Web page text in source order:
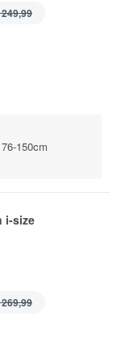
150cm
i-size